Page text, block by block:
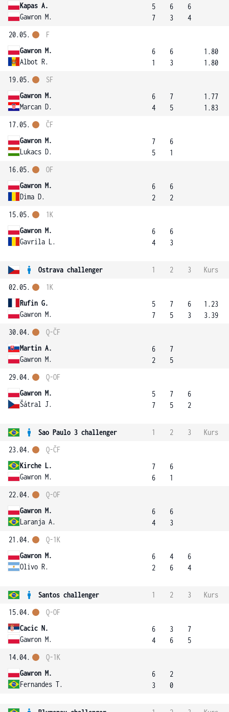
Kapas A.
Gawron M.
5
7
6
3
6
4
20.05.
Gawron M.
Albot R.
F
6
1
6
3
1.80
1.80
19.05.
Gawron M.
Marcan D.
SF
6
4
7
5
1.77
1.83
17.05.
Gawron M.
Lukacs D.
ČF
7
5
6
1
16.05.
Gawron M.
Dima D.
OF
6
2
6
2
15.05.
Gawron M.
Gavrila L.
1K
6
4
6
3
Ostrava challenger 1 2 3
Kurs
02.05.
Rufin G.
Gawron M.
1K
5
7
7
5
6
3
1.23
3.39
30.04.
Martin A.
Gawron M.
Q-ČF
6
2
7
5
29.04.
Gawron M.
Šátral J.
Q-OF
5
7
7
5
6
2
Sao Paulo 3 challenger 1 2 3
Kurs
23.04.
Kirche L.
Gawron M.
Q-ČF
7
6
6
1
22.04.
Gawron M.
Laranja A.
Q-OF
6
4
6
3
21.04.
Gawron M.
Olivo R.
Q-1K
6
2
4
6
6
4
Santos challenger 1 2 3
Kurs
15.04.
Cacic N.
Gawron M.
Q-OF
6
4
3
6
7
5
14.04.
Gawron M.
Fernandes T.
Q-1K
6
3
2
0